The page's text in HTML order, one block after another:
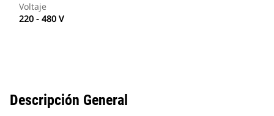
Voltaje
220 - 480 V
Descripción General